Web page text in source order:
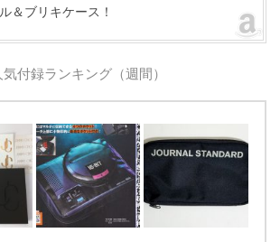
＆ブリキケース！
気付録ランキング（週間）